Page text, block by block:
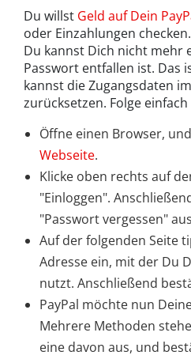
Du willst Geld auf Dein
oder Einzahlungen
Du kannst Dich nicht mehr
Passwort entfallen ist. Das
kannst die Zugangsdaten
zurücksetzen. Folge
Öffne einen Browser,
Webseite.
Klicke oben rechts auf
"Einloggen".
"Passwort vergessen"
Auf der folgenden Seite
Adresse ein, mit der Du
nutzt. Anschließend
PayPal möchte nun
Mehrere Methoden
eine davon aus, und